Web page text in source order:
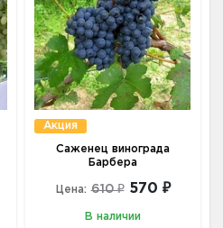
Акция
Саженец винограда
Барбера
Цена: 610 ₽ 570 ₽
В наличии